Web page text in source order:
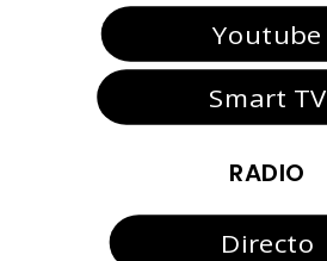
Youtube
Smart TV
RADIO
Directo